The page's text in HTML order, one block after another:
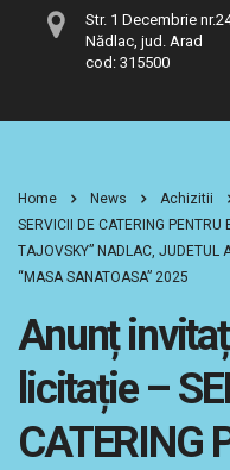
Str. 1 Decembrie
Nădlac, jud. Arad
cod: 315500
Home News Achizitii
SERVICII DE CATERING PENTRU
TAJOVSKY” NADLAC, JUDETUL
“MASA SANATOASA” 2025
Anunț
licitație –
CATERING